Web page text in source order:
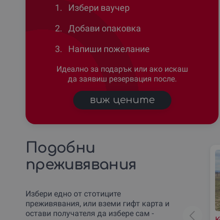
1.
Избери ваучер
2.
Добави опаковка
3.
Напиши пожелание
Идеално за подарък или ако искаш
да заявиш резервация после.
виж цените
Подобни
преживявания
Избери едно от стотиците
преживявания, или вземи гифт карта и
остави получателя да избере сам -